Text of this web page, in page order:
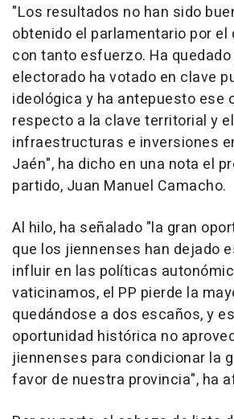
"Los resultados no han sido
obtenido el parlamentario por el
con tanto esfuerzo. Ha
electorado ha votado en clave
ideológica y ha antepuesto ese
respecto a la clave territorial y
infraestructuras e inversiones
Jaén", ha dicho en una nota el
partido, Juan Manuel Camacho.
Al hilo, ha señalado "la gran
que los jiennenses han dejado
influir en las políticas
vaticinamos, el PP pierde la
quedándose a dos escaños, y
oportunidad histórica no
jiennenses para condicionar la
favor de nuestra provincia", ha